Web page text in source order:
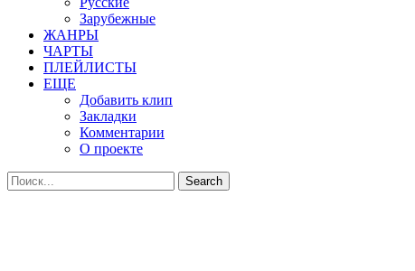
Зарубежные
ЖАНРЫ
ЧАРТЫ
ПЛЕЙЛИСТЫ
ЕЩЕ
Добавить клип
Закладки
Комментарии
О проекте